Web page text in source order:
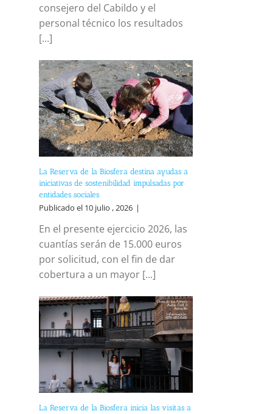
consejero del Cabildo y el
personal técnico los resultados
[...]
La Reserva de la Biosfera destina ayudas a
iniciativas de sostenibilidad impulsadas por
entidades sociales
Publicado el 10 julio , 2026 |
En el presente ejercicio 2026, las
cuantías serán de 15.000 euros
por solicitud, con el fin de dar
cobertura a un mayor [...]
La Reserva de la Biosfera inicia las visitas a